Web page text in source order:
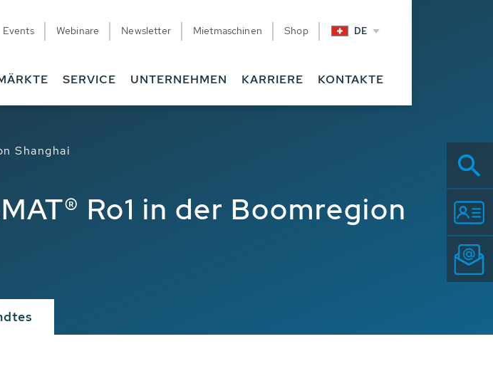
Events Webinare Newsletter Mietmaschinen Shop DE
SERVICE UNTERNEHMEN KARRIERE KONTAKTE
Shanghai
Ro1 in der Boomregion